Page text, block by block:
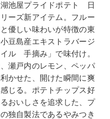
池屋プライドポテト 日
ーズ新アイテム。フルー
優しい味わいが特徴の東
豆島産エキストラバージ
ル 手摘み」で味付け。
瀬戸内のレモン、ペッパ
かせた、開けた瞬間に爽
じる。ポテトチップス好
おいしさを追求した、プ
独自製法であるやみつき